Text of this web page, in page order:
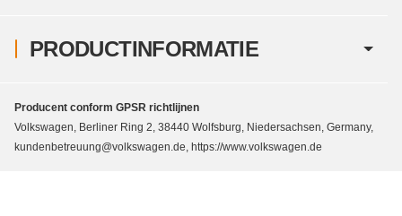
PRODUCTINFORMATIE
Producent conform GPSR richtlijnen
Volkswagen, Berliner Ring 2, 38440 Wolfsburg, Niedersachsen, Germany,
kundenbetreuung@volkswagen.de, https://www.volkswagen.de